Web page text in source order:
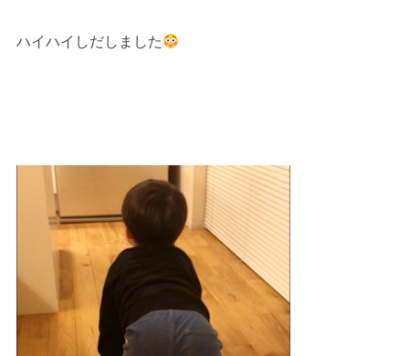
ハイハイしだしました